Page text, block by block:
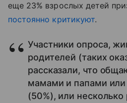
еще 23% взрослых детей
постоянно критикуют.
Участники опроса,
родителей (таких
рассказали, что
мамами и папами
(50%), или